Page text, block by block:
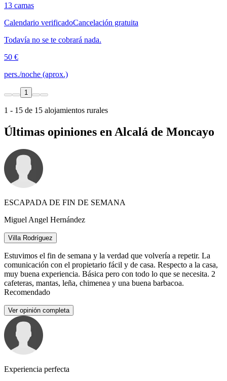
13 camas
Calendario verificadoCancelación gratuita
Todavía no se te cobrará nada.
50 €
pers./noche (aprox.)
1
1 - 15 de 15 alojamientos rurales
Últimas opiniones en Alcalá de Moncayo
ESCAPADA DE FIN DE SEMANA
Miguel Angel Hernández
Villa Rodríguez
Estuvimos el fin de semana y la verdad que volvería a repetir. La
comunicación con el propietario fácil y de casa. Respecto a la casa,
muy buena experiencia. Básica pero con todo lo que se necesita. 2
cafeteras, mantas, leña, chimenea y una buena barbacoa.
Recomendado
Ver opinión completa
Experiencia perfecta